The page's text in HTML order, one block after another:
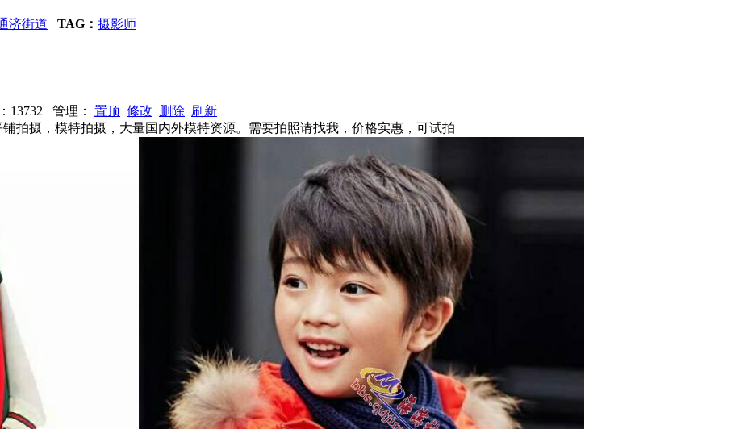
济街道 TAG： 摄影师
13732 管理： 置顶 修改 删除 刷新
拍摄，模特拍摄，大量国内外模特资源。需要拍照请找我，价格实惠，可试拍